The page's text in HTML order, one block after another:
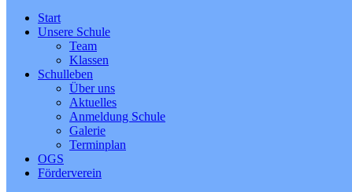
Start
Unsere Schule
Team
Klassen
Schulleben
Über uns
Aktuelles
Anmeldung Schule
Galerie
Terminplan
OGS
Förderverein